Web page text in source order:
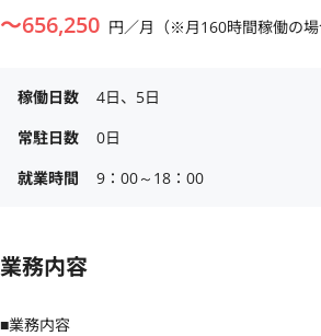
〜656,250 円／月（※月160時間稼働の場
稼働日数
4日、5日
常駐日数
0日
就業時間
9：00～18：00
業務内容
■業務内容